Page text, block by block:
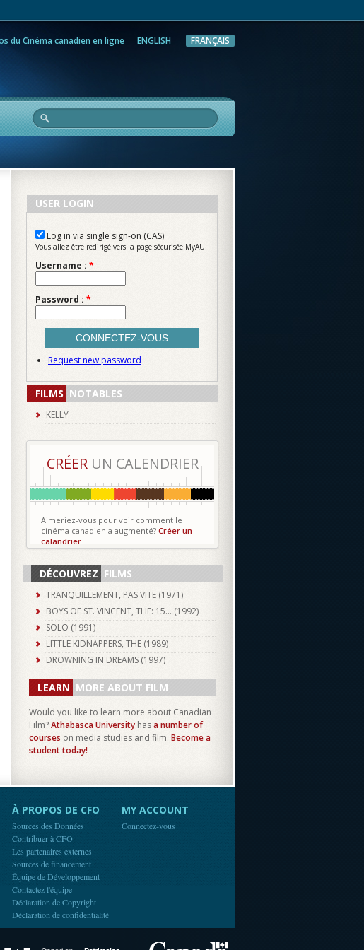
du Cinéma canadien en ligne ENGLISH FRANÇAIS
Recherche
USER LOGIN
Log in via single sign-on (CAS)
Vous allez être redirigé vers la page sécurisée MyAU
Username : *
Password : *
Request new password
FILMS NOTABLES
KELLY
CRÉERUN CALENDRIER
Aimeriez-vous pour voir comment le
cinéma canadien a augmenté? Créer un
calandrier
DÉCOUVREZ FILMS
TRANQUILLEMENT, PAS VITE (1971)
BOYS OF ST. VINCENT, THE: 15... (1992)
SOLO (1991)
LITTLE KIDNAPPERS, THE (1989)
DROWNING IN DREAMS (1997)
LEARN MORE ABOUT FILM
Would you like to learn more about Canadian
Film?Athabasca University hasa number of
courses on media studies and film. Become a
student today!
À PROPOS DE CFO
Sources des Données
Contribuer à CFO
Les partenaires externes
Sources de financement
Équipe de Développement
Contactez l'équipe
Déclaration de Copyright
Déclaration de confidentialité
MY ACCOUNT
Connectez-vous